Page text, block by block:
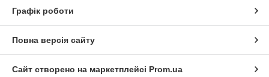
Графік роботи
Повна версія сайту
Сайт створено на маркетплейсі Prom.ua